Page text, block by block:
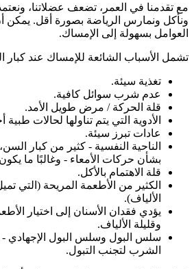
مع تقدمنا في العمر، تضعف عضلاتنا،
ونأكل ونمارس الرياضة بصورة أقل. يمكن
العوامل بسهولة إلى الإمساك.
تشمل الأسباب الشائعة للإمساك عند كبار
تغذية سيئة.
عدم شرب سوائل كافية.
قلة الحركة / مرض طويل الأمد.
الأدوية التي يتم تناولها لحالات
عادات تبرز سيئة.
الناحية النفسية - كثير من كبار
بشأن حركات الأمعاء - وغالبًا ما
قلة الاهتمام بالأكل.
الكثير من الأطعمة المريحة (التي
الألياف).
يؤدي فقدان الأسنان إلى اختيار
وقليلة الألياف.
سلس البول وسلس البول الإجهادي -
الشرب لتجنب التبول.